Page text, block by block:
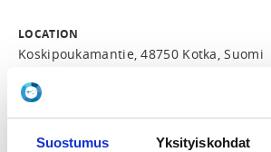
Suostumus Yksityiskohdat
LOCATION
Koskipoukamantie, 48750 Kotka, Suomi
LOCALITY
Kotka